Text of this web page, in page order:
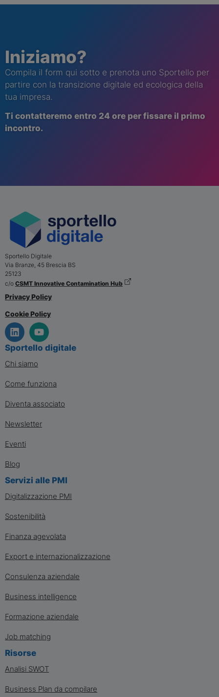
Iniziamo?
Compila il form qui sotto e prenota uno Sportello per
partire con la transizione digitale ed ecologica della
tua impresa.
Ti contatteremo entro 24 ore per fissare il primo
incontro.
Sportello Digitale
Via Branze, 45 Brescia BS
25123
c/o CSMT Innovative Contamination Hub
Privacy Policy
Cookie Policy
Sportello digitale
Chi siamo
Come funziona
Diventa associato
Newsletter
Eventi
Blog
Servizi alle PMI
Digitalizzazione PMI
Sostenibilità
Finanza agevolata
Export e internazionalizzazione
Consulenza aziendale
Business intelligence
Formazione aziendale
Job matching
Risorse
Analisi SWOT
Business Plan da compilare